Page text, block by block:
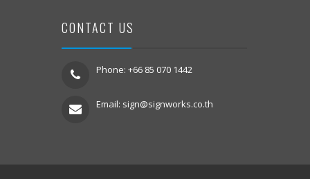
CONTACT US
Phone: +66 85 070 1442
Email: sign@signworks.co.th